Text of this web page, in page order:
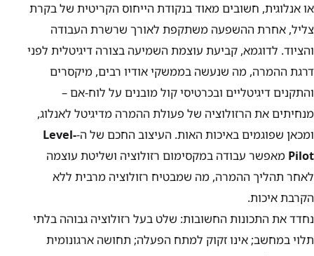
או אנלוגית, חשובים מאוד בנקודת הייחוס הקריטית של בקרת
צליל, אחרת ההשפעה משתקפת לאורך שרשרת העבודה
והציוד. לדוגמא, קביעת עוצמת השמיעה בצורה דיגיטלית לפני
דרגת ההמרה, מה שנעשה בממשקי אודיו רבים, מיקסרים
והתקנים דיגיטליים ובכרטיסי קול מובנים על לוח-אם –
מנחיתים את הרזולוציה של פעולת ההמרה מדיגיטל לאנלוג,
ומכאן שפוגמים באיכות האות. העיצוב החכם של ה- -Level
Pilot מאפשר עבודה במקסימום רזולוציה ושליטת עוצמה
לאחר תהליך ההמרה, מה שמבטיח רזולוציה מרבית ללא
הקרבת איכות.
נחדד את התכונות החשובות: שלט בעל רזולוציה גבוהה בלתי
תלוי במחשב; אינו זקוק למתח הפעלה; תחושה ארגונומית